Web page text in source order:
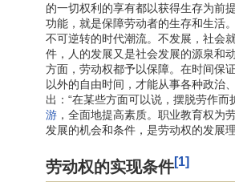
的一切权利的享有都以获得生存为前
功能，就是保障劳动者的生存和生活
不可逆转的时代潮流。不发展，社会
件，人的发展又是社会发展的源泉和
方面，劳动权都予以保障。在时间保
以外的自由时间，才能从事各种政治
出：“在某些方面可以说，摆脱劳作而
游 ，全面地提高素质。职业教育权为
发展的机会和条件，是劳动权的发展理
劳动权的实现条件[1]